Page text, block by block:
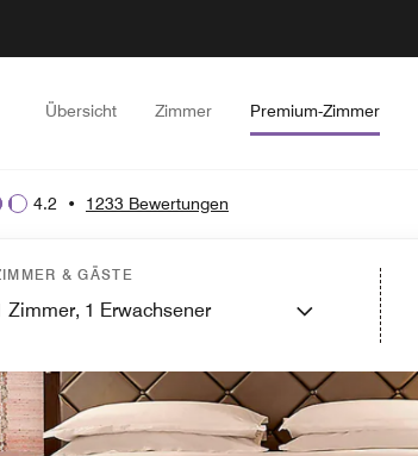
Übersicht Zimmer Premium-Zimmer
4.2 • 1233 Bewertungen
& GÄSTE
Zimmer, 1 Erwachsener